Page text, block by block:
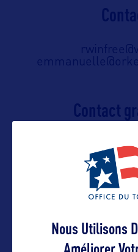
Contact
Nous Utilisons
Améliorer